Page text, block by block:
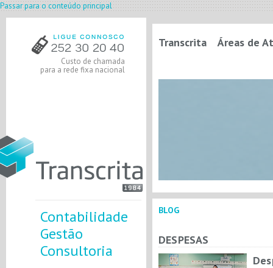
Passar para o conteúdo principal
Custo de chamada
para a rede fixa nacional
Contabilidade
Gestão
Consultoria
Transcrita Áreas de
BLOG
DESPESAS